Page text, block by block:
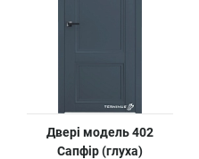
Двері модель 402
Сапфір (глуха)